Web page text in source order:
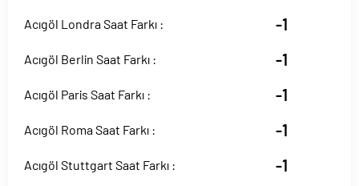
Acıgöl Londra Saat Farkı : -1
Acıgöl Berlin Saat Farkı : -1
Acıgöl Paris Saat Farkı : -1
Acıgöl Roma Saat Farkı : -1
Acıgöl Stuttgart Saat Farkı : -1